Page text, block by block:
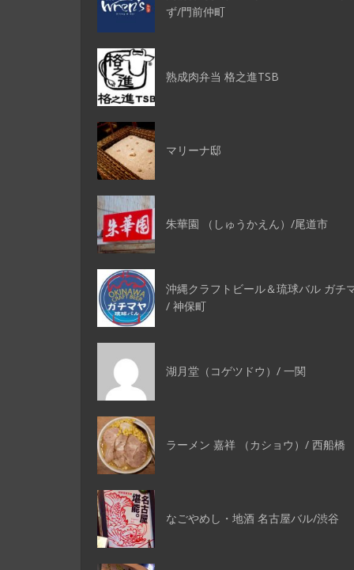
ず/門前仲町
熟成肉弁当 格之進TSB
マリーナ邸
朱華園 （しゅうかえん）/尾道市
沖縄クラフトビール＆琉球バル ガチ
/ 神保町
湖月堂（コゲツドウ）/ 一関
ラーメン 嘉祥 （カショウ）/ 西船橋
なごやめし・地酒 名古屋バル/渋谷